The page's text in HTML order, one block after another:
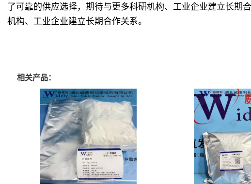
了可靠的供应选择，期待与更多科研机构、工业企业建立长
机构、工业企业建立长期合作关系。
相关产品：